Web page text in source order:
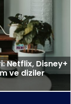
Netflix, Disney+
ve diziler